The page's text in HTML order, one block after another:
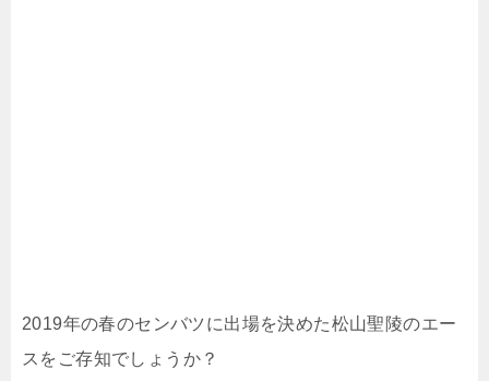
2019年の春のセンバツに出場を決めた松山聖陵のエー
スをご存知でしょうか？